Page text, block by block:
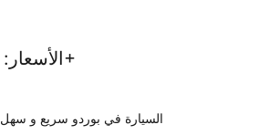
الأسعار : 1,000+
تسليم Europcar السيارة في بوردو سريع و سهل